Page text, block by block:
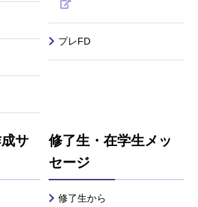
プレFD
サ
修了生・在学生メッ
セージ
修了生から